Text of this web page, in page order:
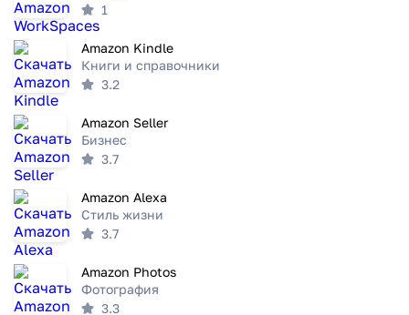
1
Amazon Kindle
Книги и справочники
3.2
Amazon Seller
Бизнес
3.7
Amazon Alexa
Стиль жизни
3.7
Amazon Photos
Фотография
3.3